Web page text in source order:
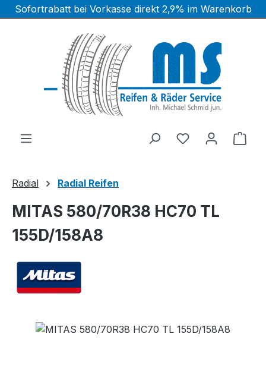
Zum Hauptinhalt springen
Sofortrabatt bei Vorkasse direkt 2,9% im Warenkorb
Radial Radial Reifen
MITAS 580/70R38 HC70 TL
155D/158A8
Bildergalerie überspringen